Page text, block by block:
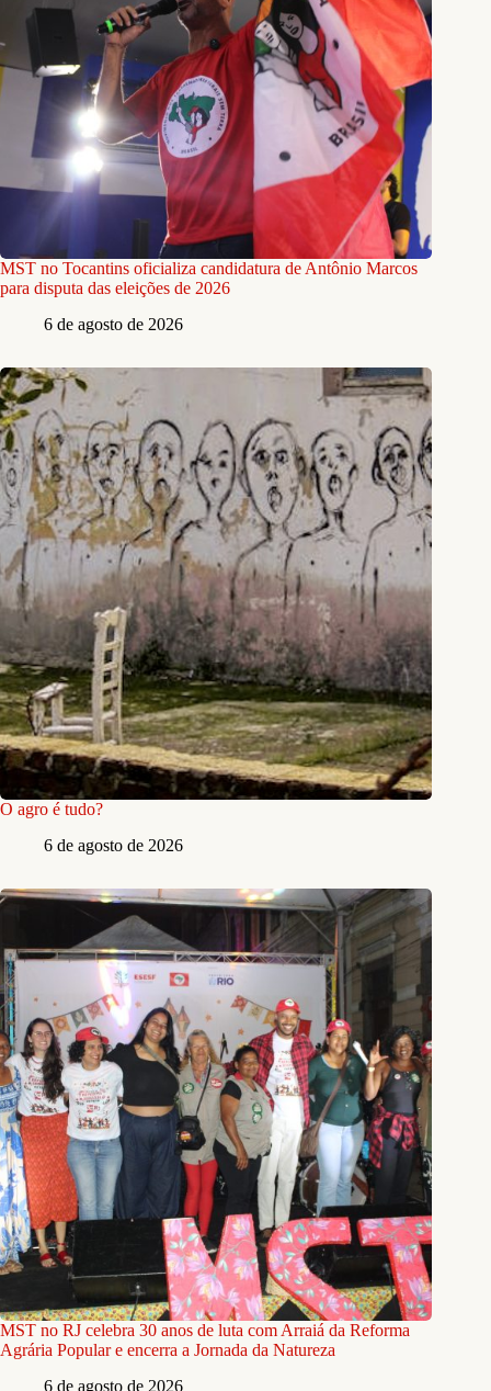
MST no Tocantins oficializa candidatura de Antônio Marcos
para disputa das eleições de 2026
6 de agosto de 2026
O agro é tudo?
6 de agosto de 2026
MST no RJ celebra 30 anos de luta com Arraiá da Reforma
Agrária Popular e encerra a Jornada da Natureza
6 de agosto de 2026